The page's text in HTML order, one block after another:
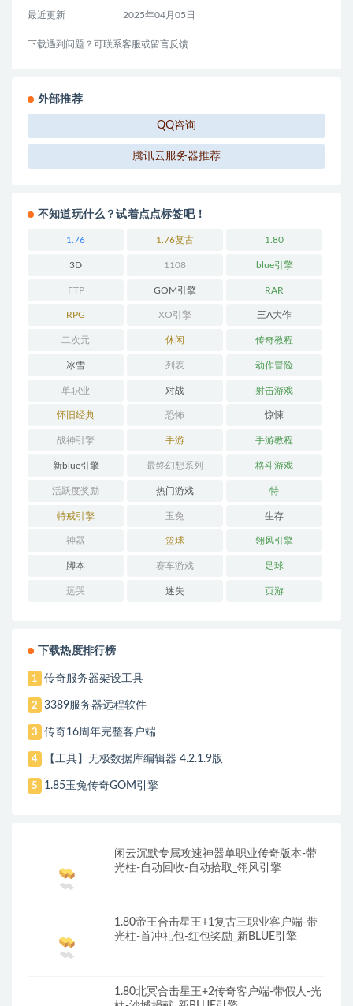
最近更新 2025年04月05日
下载遇到问题？可联系客服或留言反馈
外部推荐
QQ咨询
腾讯云服务器推荐
不知道玩什么？试着点点标签吧！
1.76 1.76复古 1.80
3D 1108 blue引擎
FTP GOM引擎 RAR
RPG XO引擎 三A大作
二次元 休闲 传奇教程
冰雪 列表 动作冒险
单职业 对战 射击游戏
怀旧经典 恐怖 惊悚
战神引擎 手游 手游教程
新blue引擎 最终幻想系列 格斗游戏
活跃度奖励 热门游戏 特
特戒引擎 玉兔 生存
神器 篮球 翎风引擎
脚本 赛车游戏 足球
远哭 迷失 页游
下载热度排行榜
1 传奇服务器架设工具
2 3389服务器远程软件
3 传奇16周年完整客户端
4 【工具】无极数据库编辑器 4.2.1.9版
5 1.85玉兔传奇GOM引擎
闲云沉默专属攻速神器单职业传奇版本-带
光柱-自动回收-自动拾取_翎风引擎
1.80帝王合击星王+1复古三职业客户端-带
光柱-首冲礼包-红包奖励_新BLUE引擎
1.80北冥合击星王+2传奇客户端-带假人-光